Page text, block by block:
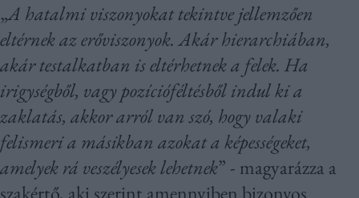
„A hatalmi viszonyokat tekintve jellemzően
eltérnek az erőviszonyok. Akár hierarchiában,
akár testalkatban is eltérhetnek a felek. Ha
irigységből, vagy pozícióféltésből indul ki a
zaklatás, akkor arról van szó, hogy valaki
felismeri a másikban azokat a képességeket,
amelyek rá veszélyesek lehetnek” - magyarázza a
szakértő, aki szerint amennyiben bizonyos